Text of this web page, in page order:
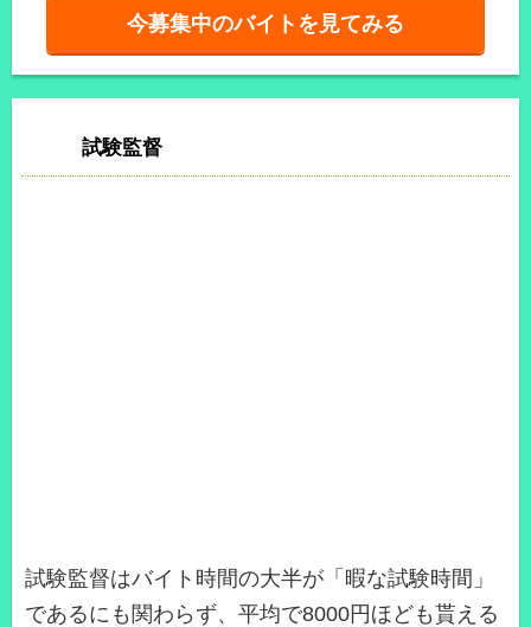
今募集中のバイトを見てみる
試験監督
試験監督はバイト時間の大半が「暇な試験時間」
であるにも関わらず、平均で8000円ほども貰える